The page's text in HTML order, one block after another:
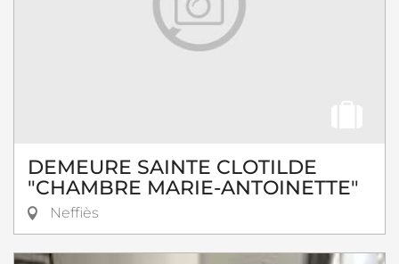
DEMEURE SAINTE CLOTILDE
"CHAMBRE MARIE-ANTOINETTE"
Neffiès